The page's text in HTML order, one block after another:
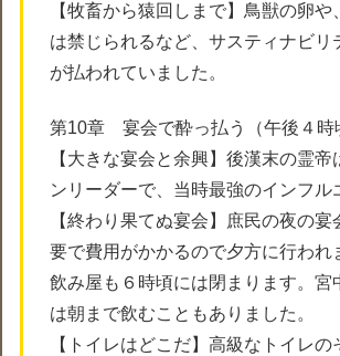
【牧畜から猿回しまで】鳥獣の卵や
は禁じられるなど、サスティナビリ
が払われていました。
第10章 宴会で酔っ払う（午後４時
【大きな宴会と余興】後漢末の霊帝
ンリーダーで、当時最強のインフル
【終わり果てぬ宴会】庶民の夜の
要で費用がかかるので夕方に行われ
飲み屋も６時頃には閉まります。宮
は朝まで飲むこともありました。
【トイレはどこだ】高級なトイレ